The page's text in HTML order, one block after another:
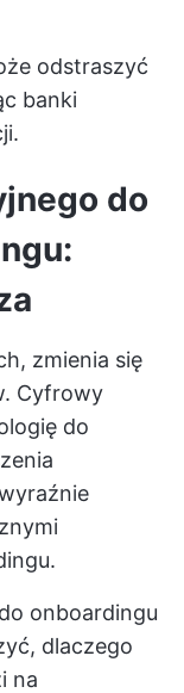
odstraszyć
banki
do
zmienia się
Cyfrowy
do
onboardingu
dlaczego
na